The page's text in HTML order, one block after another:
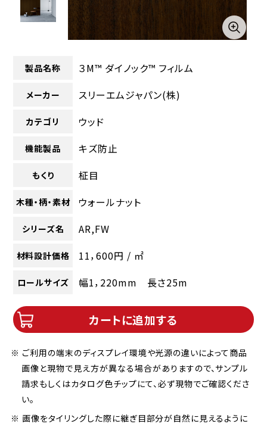
製品名称 ３M™ ダイノック™ フィルム
メーカー スリーエムジャパン(株)
カテゴリ ウッド
機能製品 キズ防止
もくり 柾目
木種・柄・素材 ウォールナット
シリーズ名 AR,FW
材料設計価格 11，600円 / ㎡
ロールサイズ 幅1，220mm 長さ25m
カートに追加する
※ ご利用の端末のディスプレイ環境や光源の違いによって商品
画像と現物で見え方が異なる場合がありますので、サンプル
請求もしくはカタログ色チップにて、必ず現物でご確認くださ
い。
※ 画像をタイリングした際に継ぎ目部分が自然に見えるように